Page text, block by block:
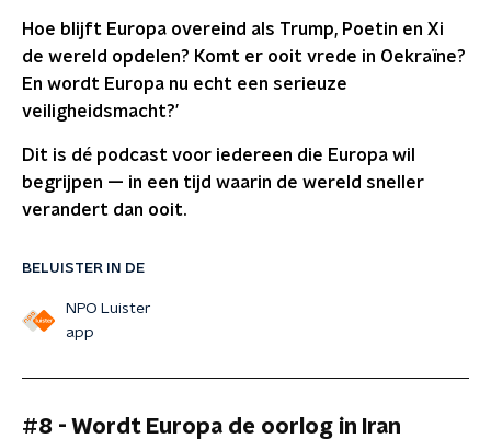
Hoe blijft Europa overeind als Trump, Poetin en Xi
de wereld opdelen? Komt er ooit vrede in Oekraïne?
En wordt Europa nu echt een serieuze
veiligheidsmacht?’
Dit is dé podcast voor iedereen die Europa wil
begrijpen — in een tijd waarin de wereld sneller
verandert dan ooit.
BELUISTER IN DE
NPO Luister
app
#8 - Wordt Europa de oorlog in Iran